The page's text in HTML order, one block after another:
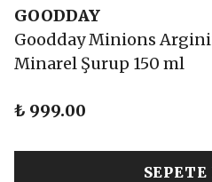
GOODDAY
Goodday Minions
Minarel Şurup 150 ml
₺ 999.00
SEPETE